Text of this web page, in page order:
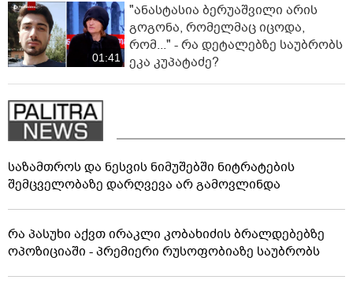
01:41
"ანასტასია ბერუაშვილი არის
გოგონა, რომელმაც იცოდა,
რომ..." - რა დეტალებზე საუბრობს
ეკა კუპატაძე?
საზამთროს და ნესვის ნიმუშებში ნიტრატების
შემცველობაზე დარღვევა არ გამოვლინდა
რა პასუხი აქვთ ირაკლი კობახიძის ბრალდებებზე
ოპოზიციაში - პრემიერი რუსოფობიაზე საუბრობს